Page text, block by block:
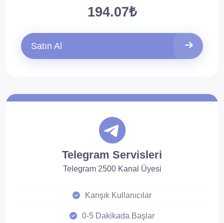
194.07₺
Satın Al
Telegram Servisleri
Telegram 2500 Kanal Üyesi
Karışık Kullanıcılar
0-5 Dakikada Başlar